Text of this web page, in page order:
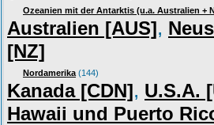
Ozeanien mit der Antarktis (u.a. Australien +
Australien [AUS],
[NZ]
Nordamerika (144)
Kanada [CDN], U.S.A.
Hawaii und Puerto